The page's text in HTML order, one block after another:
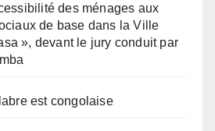
des ménages aux
de base dans la Ville
», devant le jury conduit par
est congolaise